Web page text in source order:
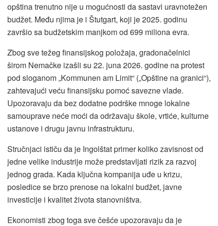
opština trenutno nije u mogućnosti da sastavi uravnotežen
budžet. Među njima je i Štutgart, koji je 2025. godinu
završio sa budžetskim manjkom od 699 miliona evra.
Zbog sve težeg finansijskog položaja, gradonačelnici
širom Nemačke izašli su 22. juna 2026. godine na protest
pod sloganom „Kommunen am Limit“ („Opštine na granici“),
zahtevajući veću finansijsku pomoć savezne vlade.
Upozoravaju da bez dodatne podrške mnoge lokalne
samouprave neće moći da održavaju škole, vrtiće, kulturne
ustanove i drugu javnu infrastrukturu.
Stručnjaci ističu da je Ingolštat primer koliko zavisnost od
jedne velike industrije može predstavljati rizik za razvoj
jednog grada. Kada ključna kompanija uđe u krizu,
posledice se brzo prenose na lokalni budžet, javne
investicije i kvalitet života stanovništva.
Ekonomisti zbog toga sve češće upozoravaju da je